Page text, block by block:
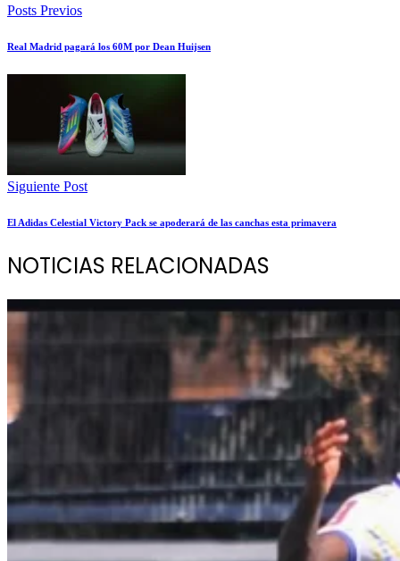
Posts Previos
Real Madrid pagará los 60M por Dean Huijsen
Siguiente Post
El Adidas Celestial Victory Pack se apoderará de las canchas esta primavera
NOTICIAS RELACIONADAS